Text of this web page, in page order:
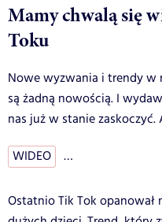
Mamy chwalą się
Toku
Nowe wyzwania i trendy w
są żadną nowością. I
nas już w stanie zaskoczyć.
WIDEO …
Ostatnio Tik Tok